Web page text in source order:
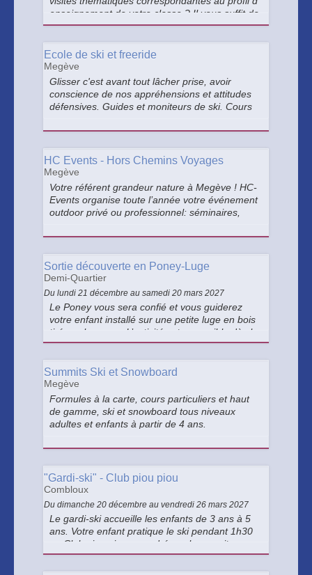
enseignement de votre classe ? Il vous suffit de
nous faire part de vos souhaits, notre équipe s
Ecole de ski et freeride
Megève
Glisser c'est avant tout lâcher prise, avoir
conscience de nos appréhensions et attitudes
défensives. Guides et moniteurs de ski. Cours
Ski, snowboard, freestyle et hors piste, héliski,
HC Events - Hors Chemins Voyages
Megève
Votre référent grandeur nature à Megève ! HC-
Events organise toute l’année votre événement
outdoor privé ou professionnel: séminaires,
Sortie découverte en Poney-Luge
Demi-Quartier
Du lundi 21 décembre au samedi 20 mars 2027
Le Poney vous sera confié et vous guiderez
votre enfant installé sur une petite luge en bois
tiré par le poney. L’activité est accessible dès le
plus jeune âge dès lors qu'il y a un deuxième
Summits Ski et Snowboard
Megève
Formules à la carte, cours particuliers et haut
de gamme, ski et snowboard tous niveaux
adultes et enfants à partir de 4 ans.
"Gardi-ski" - Club piou piou
Combloux
Du dimanche 20 décembre au vendredi 26 mars 2027
Le gardi-ski accueille les enfants de 3 ans à 5
ans. Votre enfant pratique le ski pendant 1h30
au Club piou piou, encadré par les moniteurs
de l'ESF, puis il est pris en charge par la